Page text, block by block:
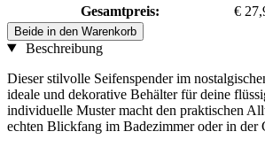
Gesamtpreis:
€
Beide in den Warenkorb
Beschreibung
Dieser stilvolle Seifenspender im
ideale und dekorative Behälter für deine
individuelle Muster macht den praktischen
echten Blickfang im Badezimmer oder in der